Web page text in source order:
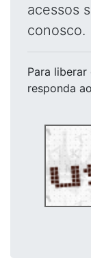
acessos
conosco.
Para liberar
responda